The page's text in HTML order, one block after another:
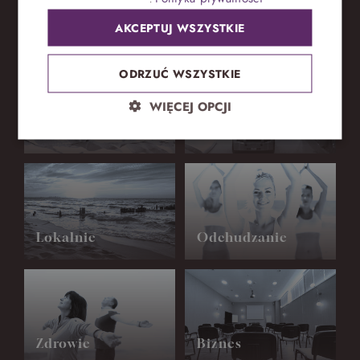
Jak możemy Was ugościć?
Lokalnie Odchudzanie
Zdrowie Biznes
AKCEPTUJ WSZYSTKIE
ODRZUĆ WSZYSTKIE
WIĘCEJ OPCJI